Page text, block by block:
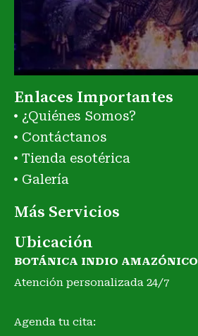
Enlaces Importantes
¿Quiénes Somos?
Contáctanos
Tienda esotérica
Galería
Más Servicios
Ubicación
BOTÁNICA INDIO AMAZÓNICO
Atención personalizada 24/7
Agenda tu cita: